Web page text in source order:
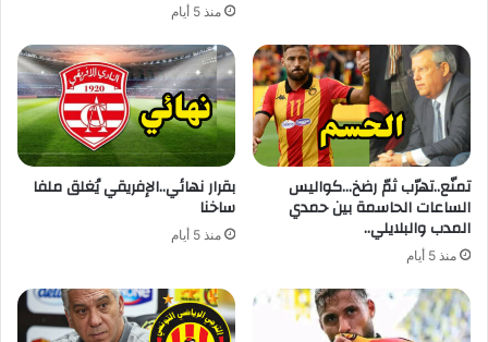
منذ 5 أيام
تمنّع..تهرّب ثمّ رضخ…كواليس
الساعات الحاسمة بين حمدي
المدب والبلايلي..
منذ 5 أيام
بقرار نهائي..الإفريقي يُغلق ملفا
ساخنا
منذ 5 أيام